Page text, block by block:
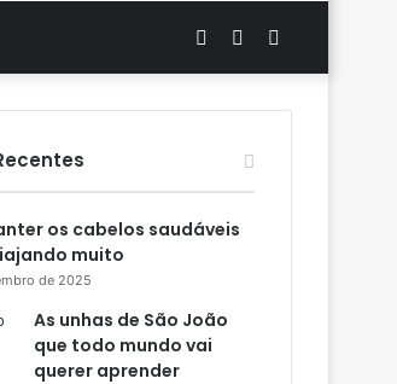
por
Switch
skin
Artigo
aleatório
os cabelos saudáveis
muito
de 2025
As unhas de São João
que todo mundo vai
querer aprender